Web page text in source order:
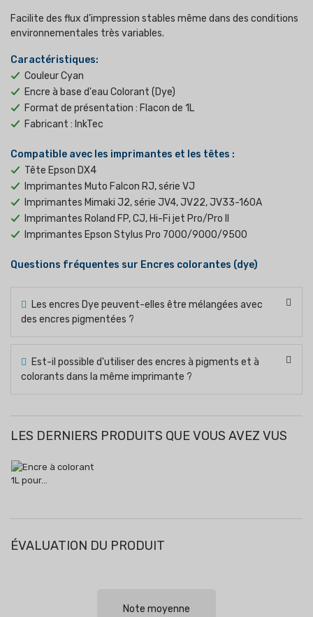
Facilite des flux d’impression stables même dans des conditions
environnementales très variables.
Caractéristiques:
Couleur Cyan
Encre à base d'eau Colorant (Dye)
Format de présentation : Flacon de 1L
Fabricant : InkTec
Compatible avec les imprimantes et les têtes :
Tête Epson DX4
Imprimantes Muto Falcon RJ, série VJ
Imprimantes Mimaki J2, série JV4, JV22, JV33-160A
Imprimantes Roland FP, CJ, Hi-Fi jet Pro/Pro II
Imprimantes Epson Stylus Pro 7000/9000/9500
Questions fréquentes sur Encres colorantes (dye)
Les encres Dye peuvent-elles être mélangées avec
des encres pigmentées ?
Est-il possible d'utiliser des encres à pigments et à
colorants dans la même imprimante ?
LES DERNIERS PRODUITS QUE VOUS AVEZ VUS
ÉVALUATION DU PRODUIT
Note moyenne